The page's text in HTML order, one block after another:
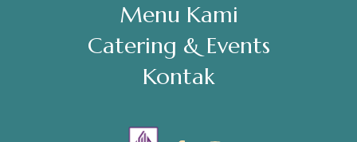
Menu Kami
Catering & Events
Kontak